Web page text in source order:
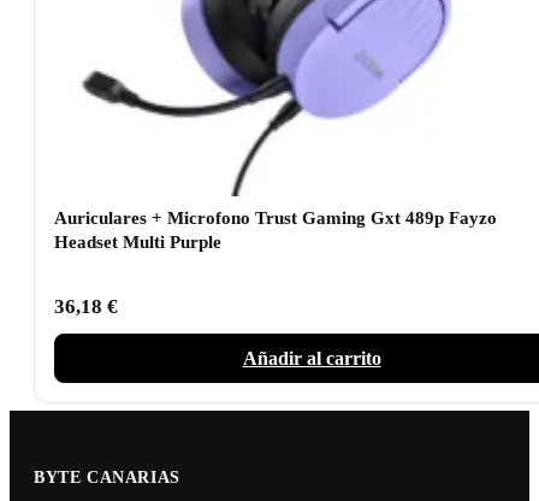
Auriculares + Microfono Trust Gaming Gxt 489p Fayzo
Headset Multi Purple
36,18 €
Añadir al carrito
BYTE CANARIAS